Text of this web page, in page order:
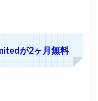
が2ヶ月無料